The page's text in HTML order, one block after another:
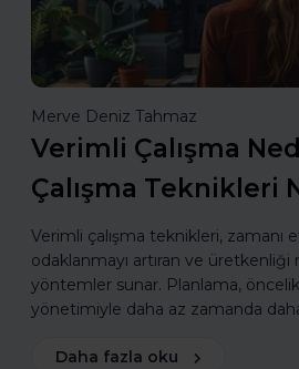
Merve Deniz Tahmaz
Verimli Çalışma
Çalışma Teknikleri
Verimli çalışma teknikleri, zamanı
odaklanmayı artıran ve
yöntemler sunar. Planlama,
yönetimiyle daha az zamanda daha
Daha fazla oku